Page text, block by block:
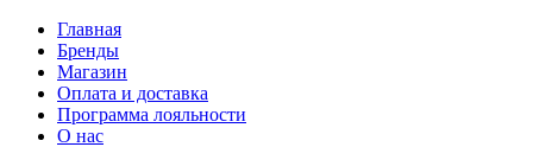
Главная
Бренды
Магазин
Оплата и доставка
Программа лояльности
О нас